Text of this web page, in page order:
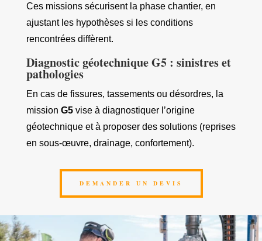
Ces missions sécurisent la phase chantier, en
ajustant les hypothèses si les conditions
rencontrées diffèrent.
Diagnostic géotechnique G5 : sinistres et
pathologies
En cas de fissures, tassements ou désordres, la
mission G5vise à diagnostiquer l’origine
géotechnique et à proposer des solutions (reprises
en sous-œuvre, drainage, confortement).
DEMANDER UN DEVIS